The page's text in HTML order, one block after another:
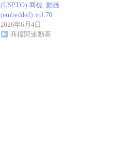
(USPTO) 商標_動画
(embedded) vol.70
2026年6月4日
商標関連動画